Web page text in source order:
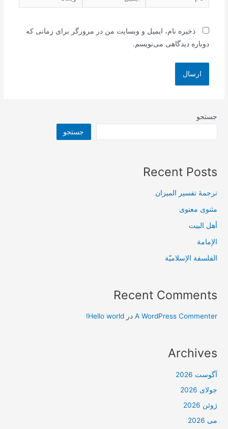
ذخیره نام، ایمیل و وبسایت من در مرورگر برای زمانی که
دوباره دیدگاهی می‌نویسم.
جستجو
جستجو
Recent Posts
ترجمۀ تفسیر المیزان
مثنوی معنوی
أهل البيت
الإمامة
الفلسفة الإسلاميّة
Recent Comments
A WordPress Commenter درHello world!
Archives
آگوست 2026
جولای 2026
ژوئن 2026
می 2026